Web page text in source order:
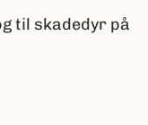
til skadedyr på